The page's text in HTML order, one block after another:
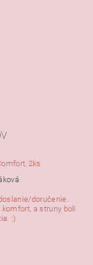
2ks
doručenie.
a struny boli
:)